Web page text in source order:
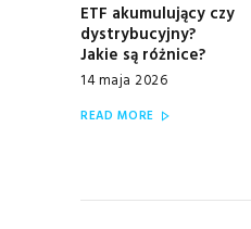
Previous
post:
ETF akumulujący czy
dystrybucyjny?
Jakie są różnice?
14 maja 2026
READ MORE